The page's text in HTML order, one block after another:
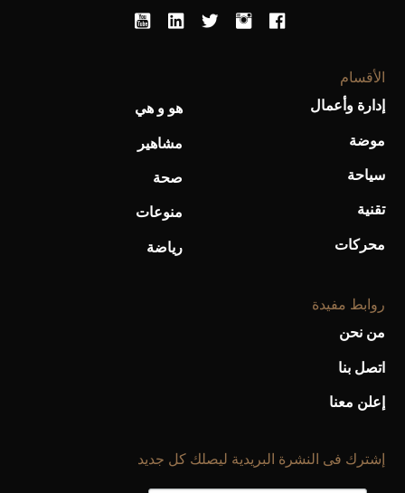
أحذية Mary Jane: ترف وأناقة للرجال
الأقسام
إدارة وأعمال
موضة
سياحة
تقنية
محركات
هو و هي
مشاهير
صحة
منوعات
رياضة
روابط مفيدة
من نحن
اتصل بنا
إعلن معنا
إشترك فى النشرة البريدية ليصلك كل جديد